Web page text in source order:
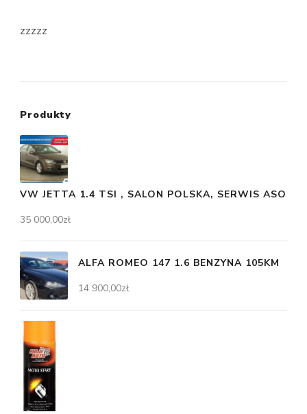
zzzzz
Produkty
VW JETTA 1.4 TSI , SALON POLSKA, SERWIS ASO
35 000,00zł
ALFA ROMEO 147 1.6 BENZYNA 105KM
14 900,00zł